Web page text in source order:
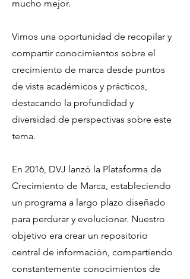
mucho mejor.
Vimos una oportunidad de recopilar y
compartir conocimientos sobre el
crecimiento de marca desde puntos
de vista académicos y prácticos,
destacando la profundidad y
diversidad de perspectivas sobre este
tema.
En 2016, DVJ lanzó la Plataforma de
Crecimiento de Marca, estableciendo
un programa a largo plazo diseñado
para perdurar y evolucionar. Nuestro
objetivo era crear un repositorio
central de información, compartiendo
constantemente conocimientos de